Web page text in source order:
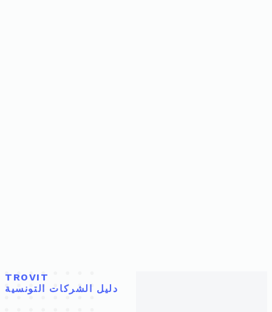
TROVIT
دليل الشركات التونسية